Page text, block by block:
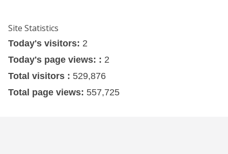
Site Statistics
Today's visitors: 2
Today's page views: : 2
Total visitors : 529,876
Total page views: 557,725